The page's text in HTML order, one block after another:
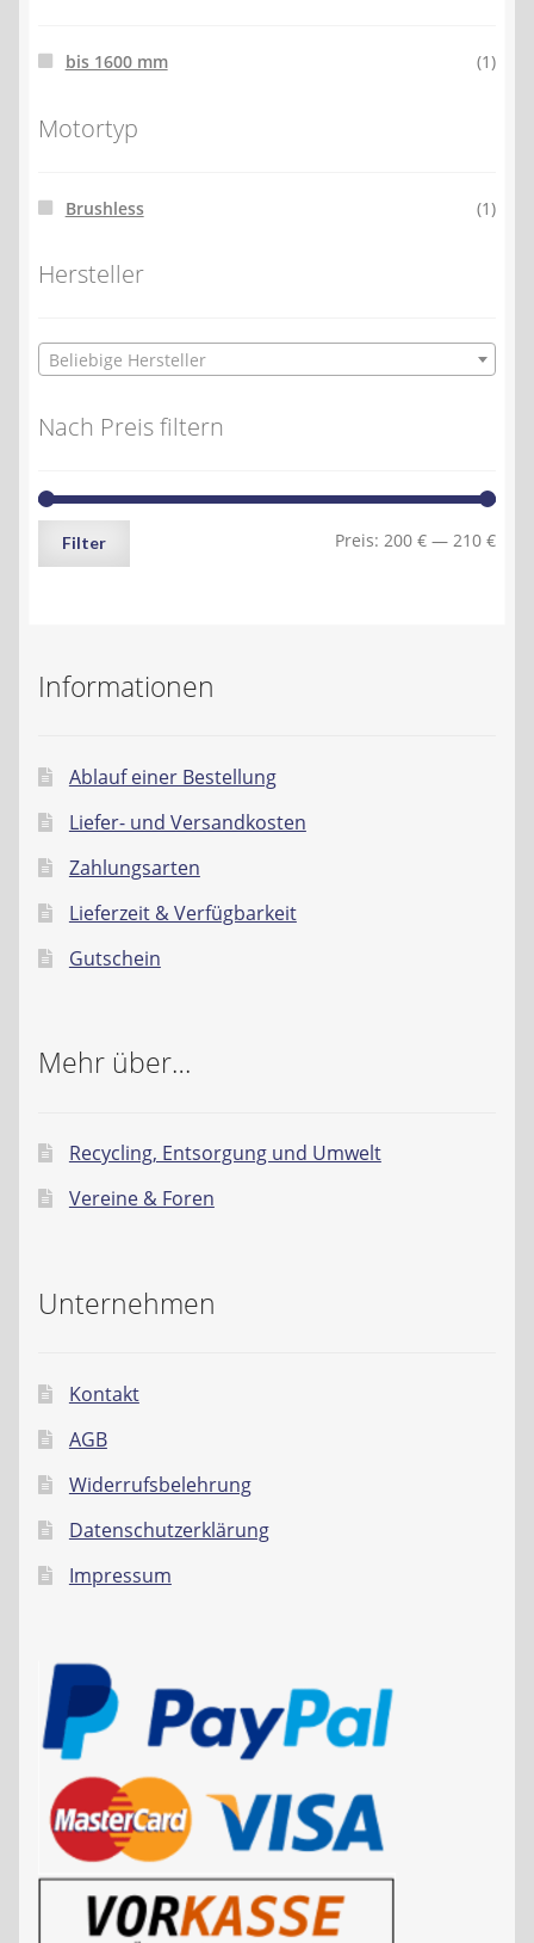
bis 1600 mm (1)
Motortyp
Brushless (1)
Hersteller
Beliebige Hersteller
Nach Preis filtern
Min.
Max.
Filter Preis: 200 € — 210 €
Informationen
Ablauf einer Bestellung
Liefer- und Versandkosten
Zahlungsarten
Lieferzeit & Verfügbarkeit
Gutschein
Mehr über…
Recycling, Entsorgung und Umwelt
Vereine & Foren
Unternehmen
Kontakt
AGB
Widerrufsbelehrung
Datenschutzerklärung
Impressum